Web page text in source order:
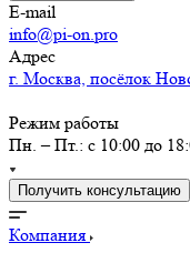
E-mail
info@pi-on.pro
Адрес
г. Москва, посёлок
Режим работы
Пн. – Пт.: с 10:00 до
Получить консультацию
Компания